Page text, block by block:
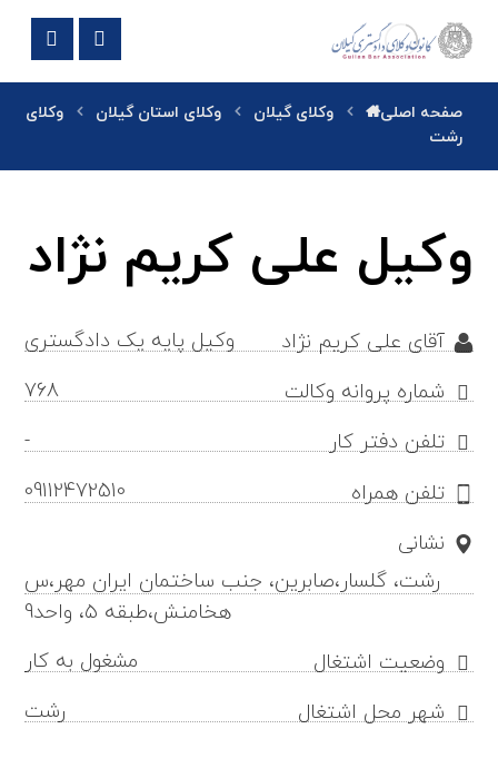
صفحه اصلی وکلای گیلان وکلای استان گیلان
وکلای
رشت
وکیل علی کریم نژاد
آقای علی کریم نژاد
وکیل پایه یک دادگستری
شماره پروانه وکالت
768
تلفن دفتر کار
-
تلفن همراه
09112472510
نشانی
رشت، گلسار،صابرین، جنب ساختمان ایران مهر،س
هخامنش،طبقه ۵، واحد9
وضعیت اشتغال
مشغول به کار
شهر محل اشتغال
رشت